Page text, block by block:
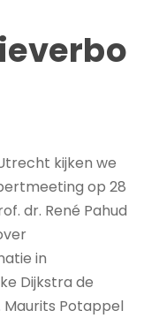
kijken we
op 28
dr. René Pahud
in
Dijkstra de
Potappel